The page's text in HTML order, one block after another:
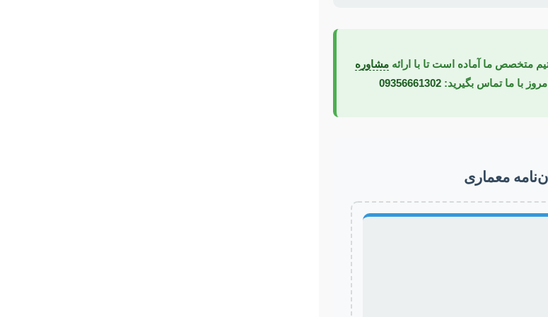
متخصص ما آماده است تا با ارائه مشاوره
با ما تماس بگیرید:09356661302
معماری